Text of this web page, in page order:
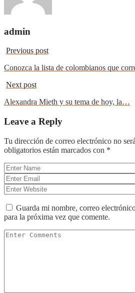
admin
Previous post
Conozca la lista de colombianos que
Next post
Alexandra Mieth y su tema de hoy, la…
Leave a Reply
Tu dirección de correo electrónico no
obligatorios están marcados con *
Guarda mi nombre, correo
para la próxima vez que comente.